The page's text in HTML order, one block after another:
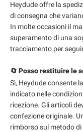
Heydude offre la
di consegna che
In molte occasioni il
superamento di una
tracciamento per
🔄 Posso restituire le
Sì, Heydude consente
indicato nelle
ricezione. Gli articoli
confezione originale.
rimborso sul metodo